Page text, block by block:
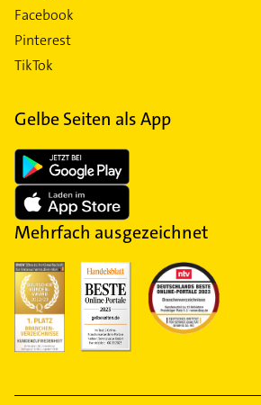
Facebook
Pinterest
TikTok
Gelbe Seiten als App
Mehrfach ausgezeichnet